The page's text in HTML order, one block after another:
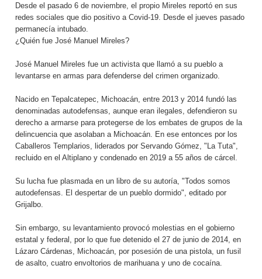
Desde el pasado 6 de noviembre, el propio Mireles reportó en sus
redes sociales que dio positivo a Covid-19. Desde el jueves pasado
permanecía intubado.
¿Quién fue José Manuel Mireles?
José Manuel Mireles fue un activista que llamó a su pueblo a
levantarse en armas para defenderse del crimen organizado.
Nacido en Tepalcatepec, Michoacán, entre 2013 y 2014 fundó las
denominadas autodefensas, aunque eran ilegales, defendieron su
derecho a armarse para protegerse de los embates de grupos de la
delincuencia que asolaban a Michoacán. En ese entonces por los
Caballeros Templarios, liderados por Servando Gómez, "La Tuta",
recluido en el Altiplano y condenado en 2019 a 55 años de cárcel.
Su lucha fue plasmada en un libro de su autoría, "Todos somos
autodefensas. El despertar de un pueblo dormido", editado por
Grijalbo.
Sin embargo, su levantamiento provocó molestias en el gobierno
estatal y federal, por lo que fue detenido el 27 de junio de 2014, en
Lázaro Cárdenas, Michoacán, por posesión de una pistola, un fusil
de asalto, cuatro envoltorios de marihuana y uno de cocaína.